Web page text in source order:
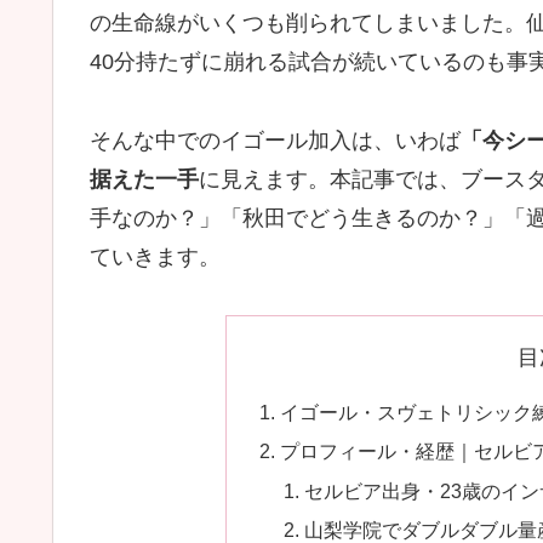
の生命線がいくつも削られてしまいました。
40分持たずに崩れる試合が続いているのも事
そんな中でのイゴール加入は、いわば「今シ
据えた一手に見えます。本記事では、ブース
手なのか？」「秋田でどう生きるのか？」「
ていきます。
イゴール・スヴェトリシック
プロフィール・経歴｜セルビ
セルビア出身・23歳のイ
山梨学院でダブルダブル